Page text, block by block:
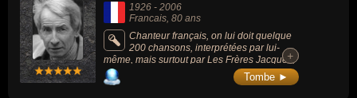
1926 - 2006
Francais , 80 ans
Chanteur français, on lui doit quelque
200 chansons, interprétées par lui-
même, mais surtout par Les Frères Jacques,
Juliette Gréco, Jean Ferrat, Annie Cordy ou
Patachou.
+
+
Tombe ►